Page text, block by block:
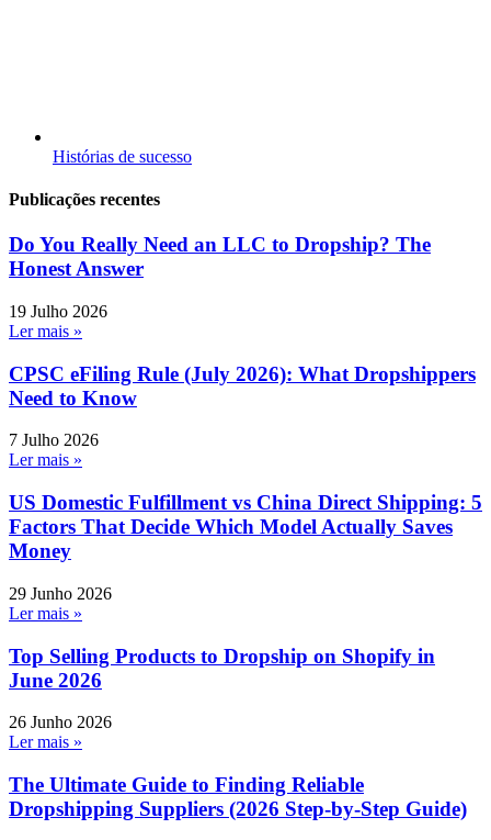
Histórias de sucesso
Publicações recentes
Do You Really Need an LLC to Dropship? The
Honest Answer
19 Julho 2026
Ler mais »
CPSC eFiling Rule (July 2026): What Dropshippers
Need to Know
7 Julho 2026
Ler mais »
US Domestic Fulfillment vs China Direct Shipping: 5
Factors That Decide Which Model Actually Saves
Money
29 Junho 2026
Ler mais »
Top Selling Products to Dropship on Shopify in
June 2026
26 Junho 2026
Ler mais »
The Ultimate Guide to Finding Reliable
Dropshipping Suppliers (2026 Step-by-Step Guide)